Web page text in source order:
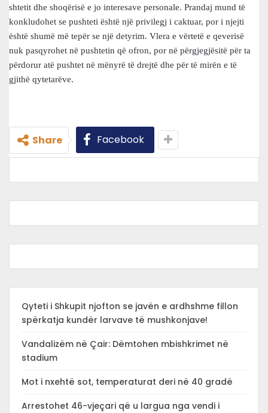
shtetit dhe shoqërisë e jo interesave personale. Prandaj mund të
konkludohet se pushteti është një privilegj i caktuar, por i njejti
është shumë më tepër se një detyrim. Vlera e vërtetë e qeverisë
nuk pasqyrohet në pushtetin që ofron, por në përgjegjësitë për ta
përdorur atë pushtet në mënyrë të drejtë dhe për të mirën e të
gjithë qytetarëve.
Share Facebook
Qyteti i Shkupit njofton se javën e ardhshme fillon
spërkatja kundër larvave të mushkonjave!
Vandalizëm në Çair: Dëmtohen mbishkrimet në
stadium
Mot i nxehtë sot, temperaturat deri në 40 gradë
Arrestohet 46-vjeçari që u largua nga vendi i